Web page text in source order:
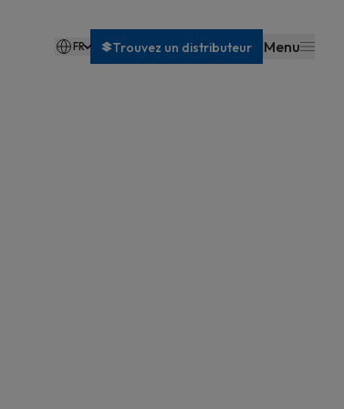
FR Trouvez un distributeur Menu